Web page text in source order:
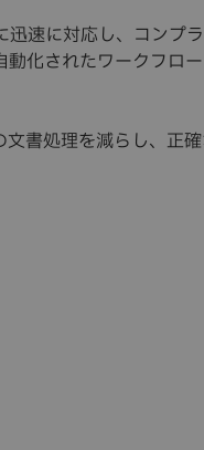
迅速に対応し、コンプ
動化されたワークフロ
書処理を減らし、正